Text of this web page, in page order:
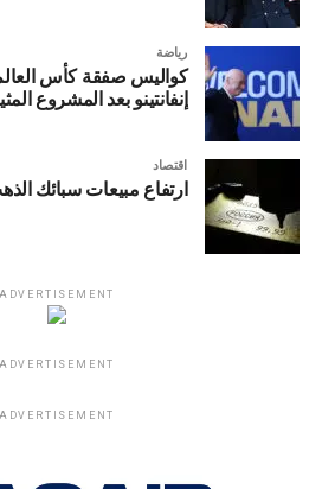
رياضة
كواليس صفقة كأس
إنفانتينو بعد المشروع
اقتصاد
ارتفاع مبيعات سبائك
ADVERTISEMENT
ADVERTISEMENT
ADVERTISEMENT